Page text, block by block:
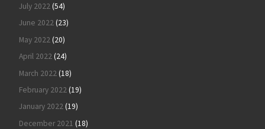
July 2022(54)
June 2022(23)
May 2022(20)
April 2022(24)
March 2022(18)
February 2022(19)
January 2022(19)
December 2021 (18)